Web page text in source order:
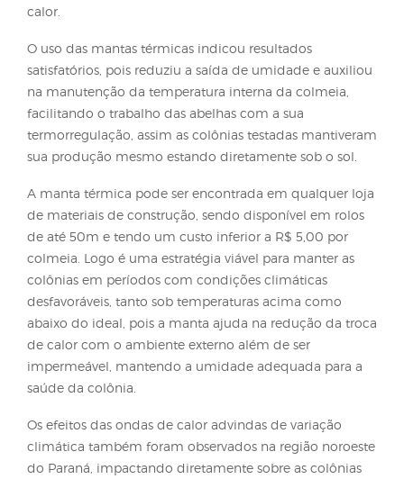
que diz respeito ao controle da temperatura e
alimentação dos enxames, por isso, obter
técnico científico na área influencia positivamente
produtividade e desenvolvimento apícola.
Com o objetivo de avaliar mecanismos que
condições climáticas dentro de limites específicos
favoráveis às abelhas, um experimento está sendo
conduzido nos Apiários São Gabriel. Para isso,
utilizadas mantas térmicas de dupla face como
subcobertura entre os favos e a tampa e até
entre os favos e o alimentador de superfície,
esta última opções só é válida desde que o
esteja vazio fazendo com que a manta reflita
calor.
satisfatórios, pois reduziu a saída de umidade e
na manutenção da temperatura interna da